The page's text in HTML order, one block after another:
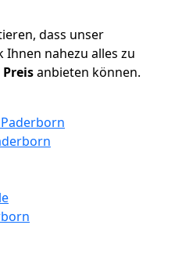
dass unser
nahezu alles zu
Preisanbieten können.